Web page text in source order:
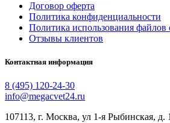
Договор оферта
Политика конфиденциальности
Политика использования файлов
Отзывы клиентов
Контактная информация
8 (495) 120-24-30
info@megacvet24.ru
107113, г. Москва, ул 1-я Рыбинская, д.